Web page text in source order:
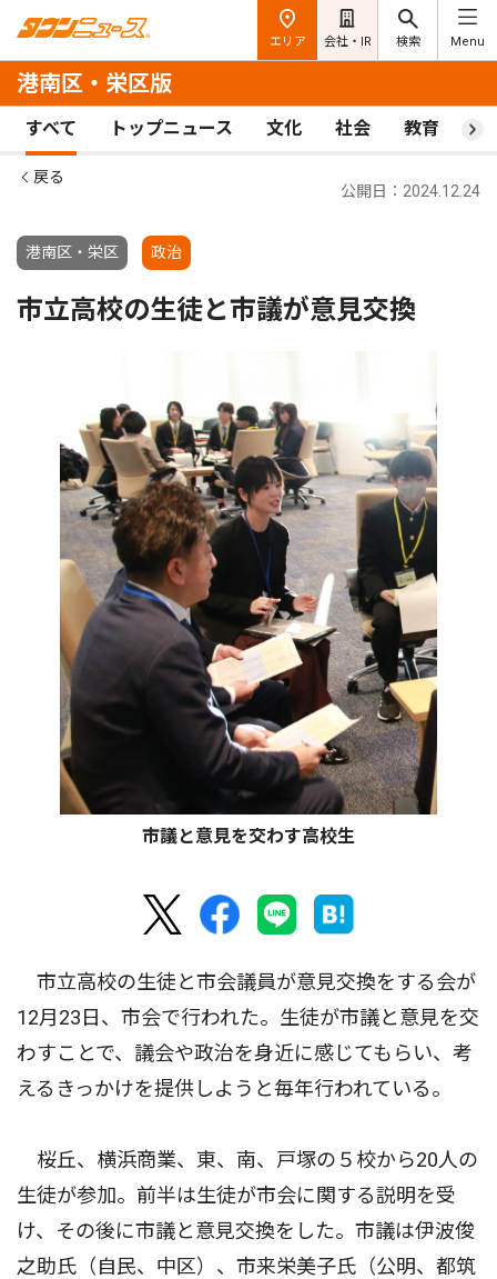
エリア 会社・IR 検索 Menu
港南区・栄区版
すべて トップニュース 文化 社会 教育 ス
戻る
港南区・栄区 政治
公開日：2024.12.24
市立高校の生徒と市議が意見交換
市議と意見を交わす高校生
市立高校の生徒と市会議員が意見交換をする会が
12月23日、市会で行われた。生徒が市議と意見を交
わすことで、議会や政治を身近に感じてもらい、考
えるきっかけを提供しようと毎年行われている。
桜丘、横浜商業、東、南、戸塚の５校から20人の
生徒が参加。前半は生徒が市会に関する説明を受
け、その後に市議と意見交換をした。市議は伊波俊
之助氏（自民、中区）、市来栄美子氏（公明、都筑